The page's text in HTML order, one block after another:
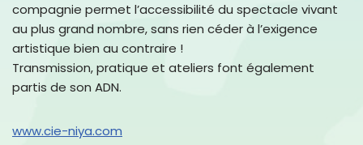
compagnie permet l’accessibilité du spectacle vivant
au plus grand nombre, sans rien céder à l’exigence
artistique bien au contraire !
Transmission, pratique et ateliers font également
partis de son ADN.
www.cie-niya.com